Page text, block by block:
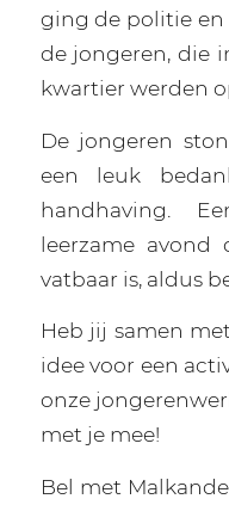
ging de politie en
de jongeren, die
kwartier werden
De jongeren
een leuk
handhaving.
leerzame avond
vatbaar is, aldus
Heb jij samen
idee voor een
onze
met je mee!
Bel met